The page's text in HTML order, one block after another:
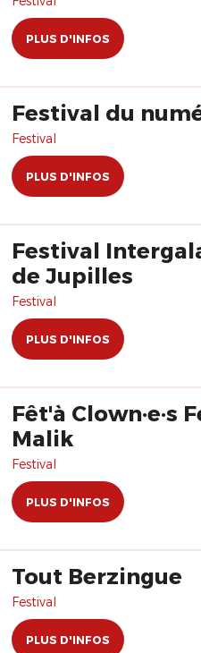
PLUS D'INFOS
Festival du
Festival
PLUS D'INFOS
Festival
de Jupilles
Festival
PLUS D'INFOS
Fêt'à Clown·e·s
Malik
Festival
PLUS D'INFOS
Tout Berzingue
Festival
PLUS D'INFOS